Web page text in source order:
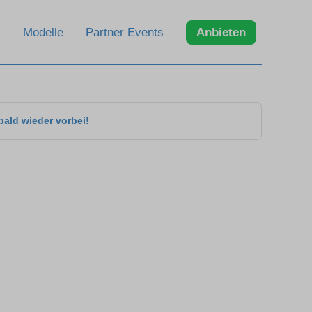
Modelle Partner Events Anbieten
wieder vorbei!